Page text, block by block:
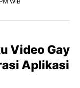
Video Gay
Aplikasi